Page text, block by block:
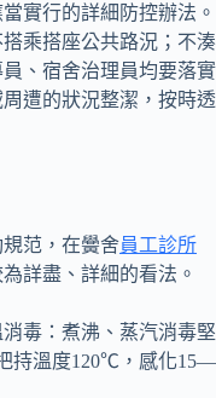
實行的詳細防控辦法。
乘搭座公共路況；不湊
、宿舍治理員均要落實
遭的狀況整潔，按時透
范，在黌舍員工診所
詳盡、詳細的看法。
毒：煮沸、蒸汽消毒堅
持溫度120℃，感化15—